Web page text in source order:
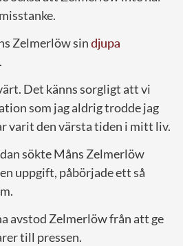
Zelmerlöw sindjupa
Det känns sorgligt att vi
som jag aldrig trodde jag
varit den värsta tiden i mitt liv.
sökte Måns Zelmerlöw
uppgift, påbörjade ett så
avstod Zelmerlöw från att ge
till pressen.